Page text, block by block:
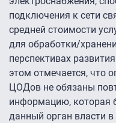
подключения к сети
средней стоимости
для обработки/
перспективах
этом отмечается, что
ЦОДов не обязаны
информацию, которая
данный орган власти